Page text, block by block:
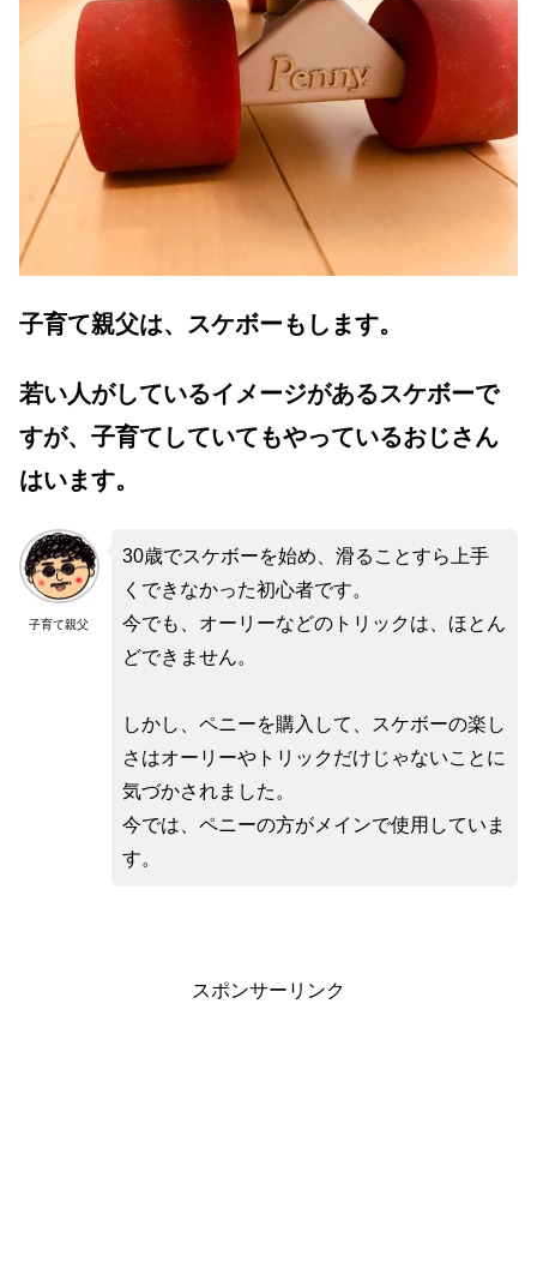
子育て親父は、スケボーもします。
若い人がしているイメージがあるスケボーで
すが、子育てしていてもやっているおじさん
はいます。
子育て親父
30歳でスケボーを始め、滑ることすら上手
くできなかった初心者です。
今でも、オーリーなどのトリックは、ほとん
どできません。
しかし、ペニーを購入して、スケボーの楽し
さはオーリーやトリックだけじゃないことに
気づかされました。
今では、ペニーの方がメインで使用していま
す。
スポンサーリンク